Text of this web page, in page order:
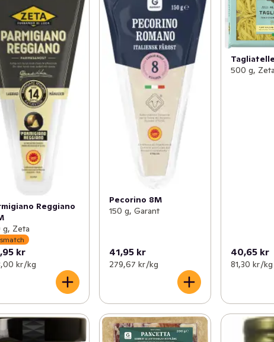
Reggiano
g, Zeta
kr
kr /kg
Pecorino 8M
150 g, Garant
41,95 kr
279,67 kr /kg
Tagliatelle
500 g, Zeta
40,65 kr
81,30 kr /kg